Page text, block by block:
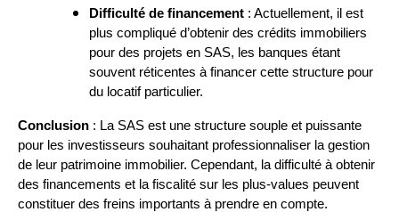
Difficulté de financement : Actuellement, il est
plus compliqué d’obtenir des crédits immobiliers
pour des projets en SAS, les banques étant
souvent réticentes à financer cette structure pour
du locatif particulier.
Conclusion : La SAS est une structure souple et puissante
pour les investisseurs souhaitant professionnaliser la gestion
de leur patrimoine immobilier. Cependant, la difficulté à obtenir
des financements et la fiscalité sur les plus-values peuvent
constituer des freins importants à prendre en compte.